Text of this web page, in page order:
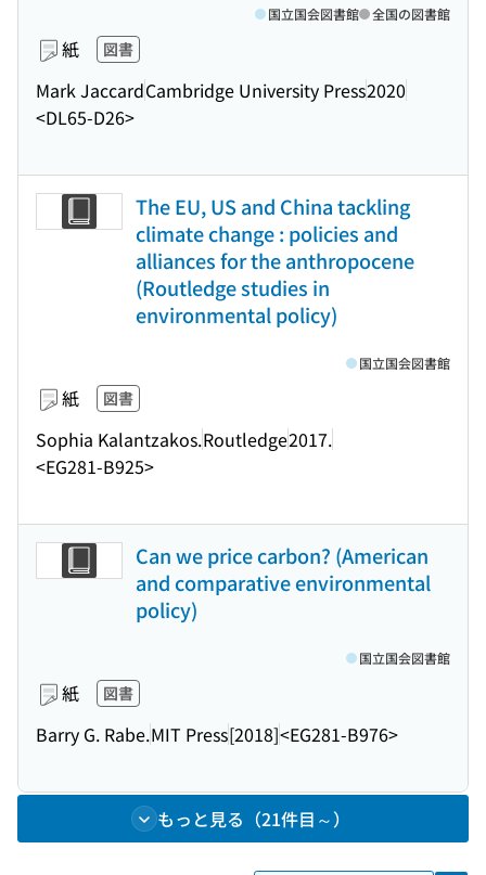
紙 図書
Mark JaccardCambridge University Press2020
<DL65-D26>
国立国会図書館 全国の図書館
The EU, US and China tackling
climate change : policies and
alliances for the anthropocene
(Routledge studies in
environmental policy)
紙 図書
Sophia Kalantzakos.Routledge2017.
<EG281-B925>
国立国会図書館
Can we price carbon? (American
and comparative environmental
policy)
紙 図書
Barry G. Rabe.MIT Press[2018]<EG281-B976>
国立国会図書館
もっと見る（21件目～）